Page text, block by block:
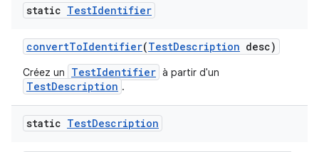
static TestIdentifier
convertToIdentifier(TestDescription desc)
Créez un TestIdentifier à partir d'un
TestDescription .
static TestDescription